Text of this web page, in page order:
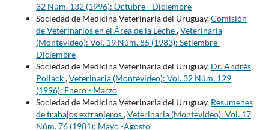
32 Núm. 132 (1996): Octubre - Diciembre
Sociedad de Medicina Veterinaria del Uruguay,Comisión
de Veterinarios en el Área de la Leche,Veterinaria
(Montevideo): Vol. 19 Núm. 85 (1983): Setiembre-
Diciembre
Sociedad de Medicina Veterinaria del Uruguay, Dr. Andrés
Pollack,Veterinaria (Montevideo): Vol. 32 Núm. 129
(1996): Enero - Marzo
Sociedad de Medicina Veterinaria del Uruguay, Resumenes
de trabajos extranjeros,Veterinaria (Montevideo): Vol. 17
Núm. 76 (1981): Mayo -Agosto